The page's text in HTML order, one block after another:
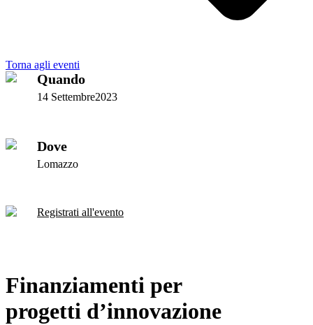
Torna agli eventi
Finanziamenti per
progetti d’innovazione
Quando
14 Settembre2023
Dove
Lomazzo
Registrati all'evento